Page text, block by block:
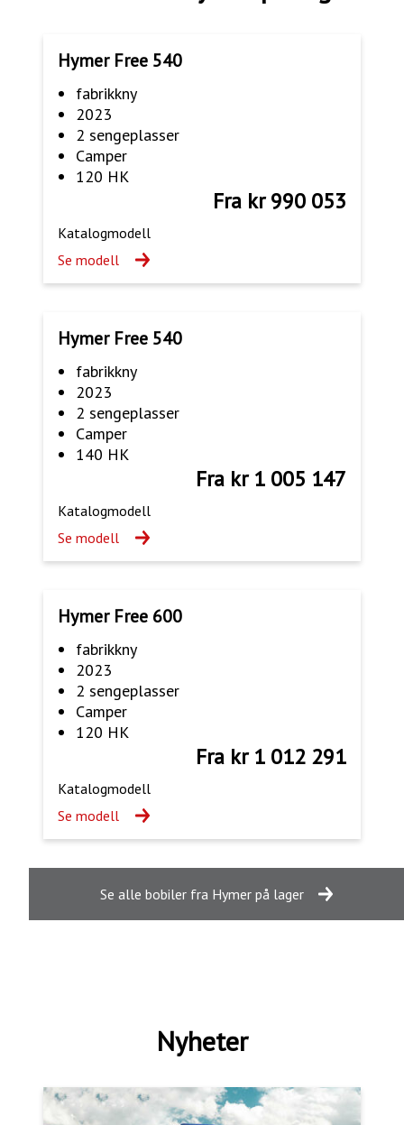
Hymer Free 540
fabrikkny
2023
2 sengeplasser
Camper
120 HK
Fra kr 990 053
Katalogmodell
Se modell
Hymer Free 540
fabrikkny
2023
2 sengeplasser
Camper
140 HK
Fra kr 1 005 147
Katalogmodell
Se modell
Hymer Free 600
fabrikkny
2023
2 sengeplasser
Camper
120 HK
Fra kr 1 012 291
Katalogmodell
Se modell
Se alle bobiler fra Hymer på lager
Nyheter